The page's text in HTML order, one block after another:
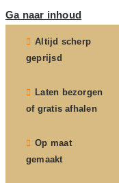
Ga naar inhoud
Altijd scherp
geprijsd
Laten bezorgen
of gratis afhalen
Op maat
gemaakt